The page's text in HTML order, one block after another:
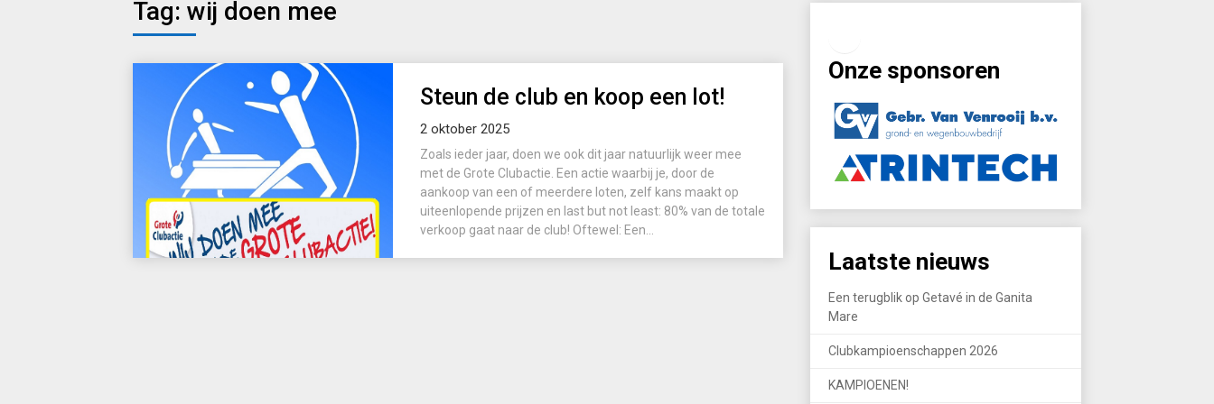
Tag: wij doen mee
Steun de club en koop een lot!
2 oktober 2025
Zoals ieder jaar, doen we ook dit jaar natuurlijk weer mee
met de Grote Clubactie. Een actie waarbij je, door de
aankoop van een of meerdere loten, zelf kans maakt op
uiteenlopende prijzen en last but not least: 80% van de totale
verkoop gaat naar de club! Oftewel: Een...
Onze sponsoren
Laatste nieuws
Een terugblik op Getavé in de Ganita
Mare
Clubkampioenschappen 2026
KAMPIOENEN!